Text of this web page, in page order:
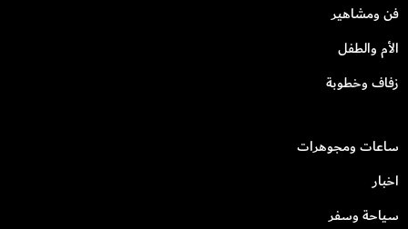
فن ومشاهير
الأم والطفل
زفاف وخطوبة
ساعات ومجوهرات
اخبار
سياحة وسفر